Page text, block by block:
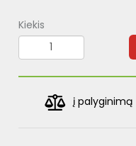
Kiekis
į palyginimą